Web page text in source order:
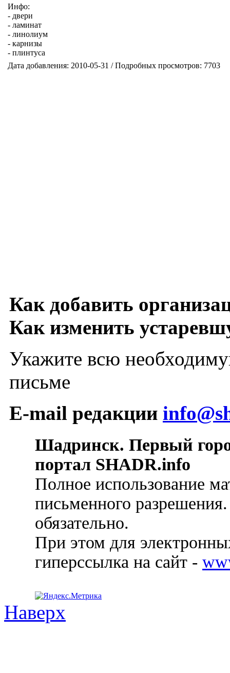
Инфо:
- двери
- ламинат
- линолиум
- карнизы
- плинтуса
Дата добавления: 2010-05-31 / Подробных просмотров: 7703
Как добавить
Как изменить
Укажите всю
письме
E-mail редакции
Шадринск. Первый
портал SHADR.info
Полное использование
письменного
обязательно.
При этом для
гиперссылка на сайт -
Наверх